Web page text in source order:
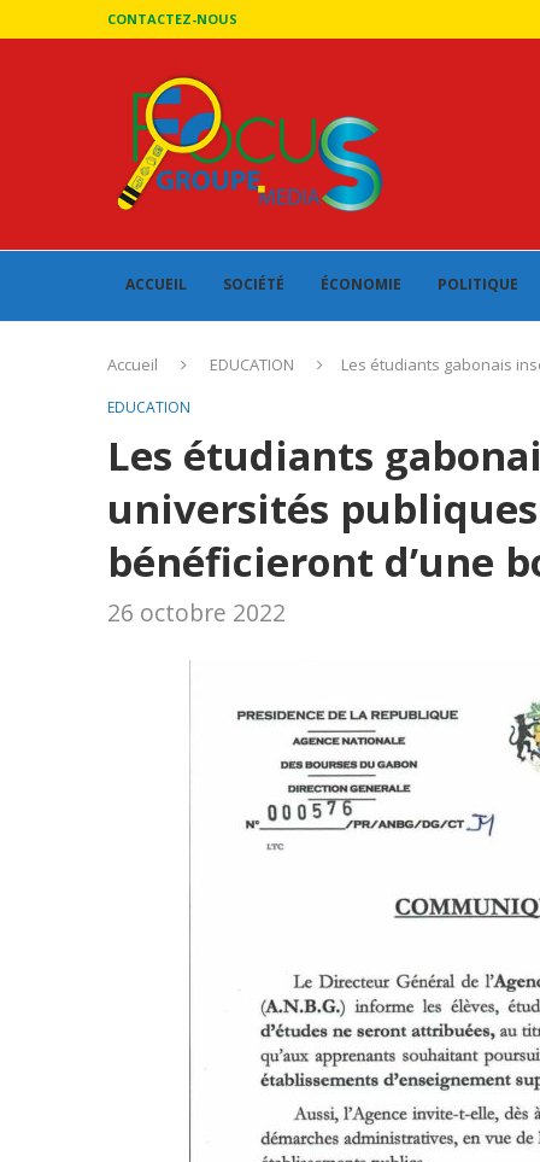
CONTACTEZ-NOUS
ACCUEIL SOCIÉTÉ ÉCONOMIE POLITIQUE
Accueil EDUCATION Les étudiants gabonais
EDUCATION
Les étudiants
universités
bénéficieront d’une
26 octobre 2022